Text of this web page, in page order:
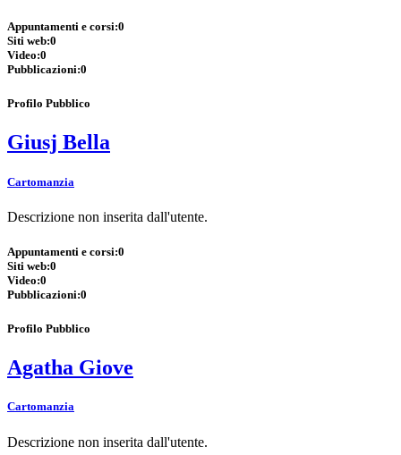
Appuntamenti e corsi:0
Siti web:0
Video:0
Pubblicazioni:0
Profilo Pubblico
Giusj Bella
Cartomanzia
Descrizione non inserita dall'utente.
Appuntamenti e corsi:0
Siti web:0
Video:0
Pubblicazioni:0
Profilo Pubblico
Agatha Giove
Cartomanzia
Descrizione non inserita dall'utente.